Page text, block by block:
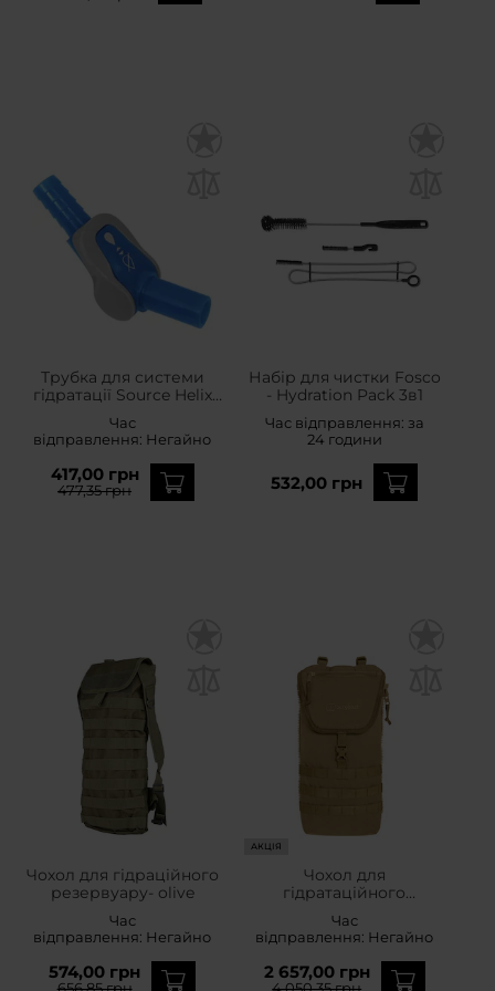
Трубка для системи
гідратації Source Helix
Час
відправлення: Негайно
417,00 грн
477,35 грн
Набір для чистки Fosco
- Hydration Pack 3в1
Час відправлення: за
24 години
532,00 грн
Чохол для гідраційного
резервуару- olive
Час
відправлення: Негайно
574,00 грн
656,85 грн
АКЦІЯ
Чохол для
гідратаційного
Tactical MMPS Hydration
Pocket II - Coyote
Час
відправлення: Негайно
2 657,00 грн
4 050,35 грн